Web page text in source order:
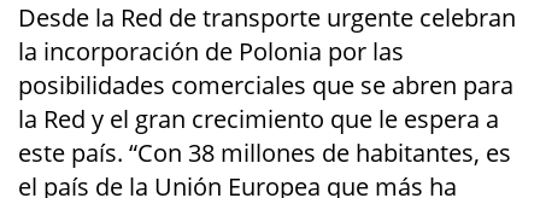
Desde la Red de transporte urgente celebran
la incorporación de Polonia por las
posibilidades comerciales que se abren para
la Red y el gran crecimiento que le espera a
este país. “Con 38 millones de habitantes, es
el país de la Unión Europea que más ha